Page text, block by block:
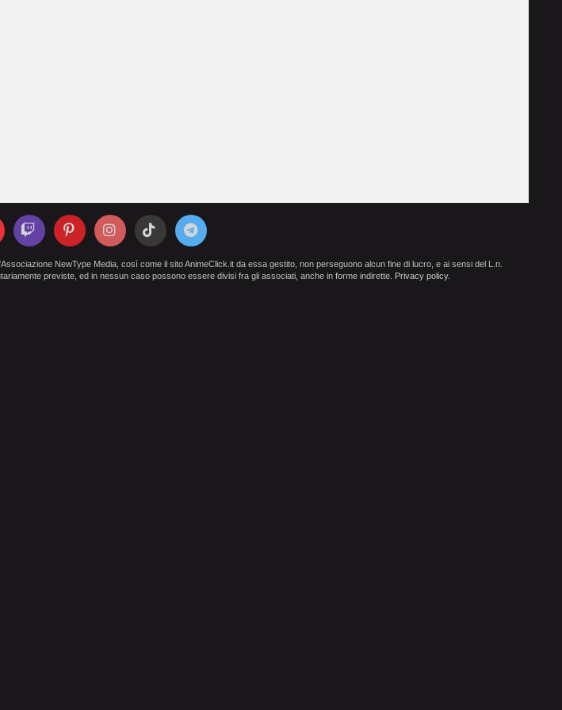
NewType Media, così come il sito AnimeClick.it da essa gestito, non perseguono alcun fine di lucro, e ai sensi del L.n.
previste, ed in nessun caso possono essere divisi fra gli associati, anche in forme indirette. Privacy policy.